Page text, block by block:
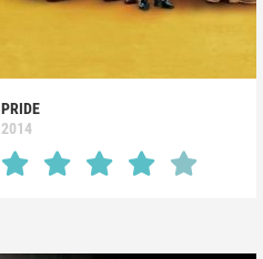
PRIDE
2014